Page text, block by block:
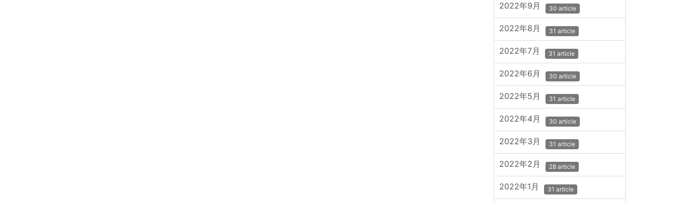
2022年9月 30 article
2022年8月 31 article
2022年7月 31 article
2022年6月 30 article
2022年5月 31 article
2022年4月 30 article
2022年3月 31 article
2022年2月 28 article
2022年1月 31 article